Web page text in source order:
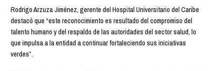
Rodrigo Arzuza Jiménez, gerente del Hospital Universitario del Caribe
destacó que “este reconocimiento es resultado del compromiso del
talento humano y del respaldo de las autoridades del sector salud, lo
que impulsa a la entidad a continuar fortaleciendo sus iniciativas
verdes”.